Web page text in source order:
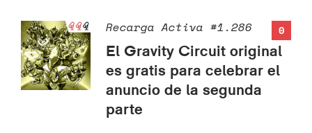
0
Recarga Activa #1.286
El Gravity Circuit original
es gratis para celebrar el
anuncio de la segunda
parte